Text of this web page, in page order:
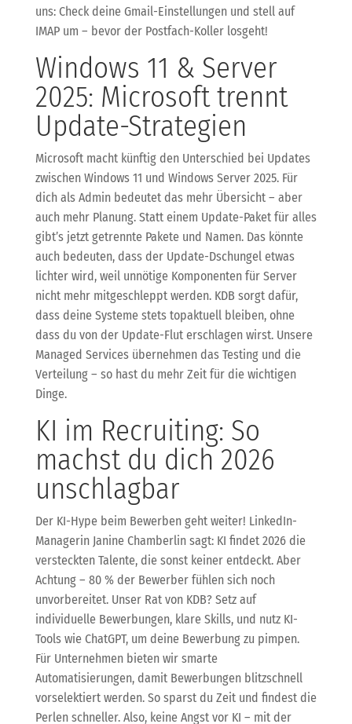
uns: Check deine Gmail-Einstellungen und stell auf
IMAP um – bevor der Postfach-Koller losgeht!
Windows 11 & Server
2025: Microsoft trennt
Update-Strategien
Microsoft macht künftig den Unterschied bei Updates
zwischen Windows 11 und Windows Server 2025. Für
dich als Admin bedeutet das mehr Übersicht – aber
auch mehr Planung. Statt einem Update-Paket für alles
gibt’s jetzt getrennte Pakete und Namen. Das könnte
auch bedeuten, dass der Update-Dschungel etwas
lichter wird, weil unnötige Komponenten für Server
nicht mehr mitgeschleppt werden. KDB sorgt dafür,
dass deine Systeme stets topaktuell bleiben, ohne
dass du von der Update-Flut erschlagen wirst. Unsere
Managed Services übernehmen das Testing und die
Verteilung – so hast du mehr Zeit für die wichtigen
Dinge.
KI im Recruiting: So
machst du dich 2026
unschlagbar
Der KI-Hype beim Bewerben geht weiter! LinkedIn-
Managerin Janine Chamberlin sagt: KI findet 2026 die
versteckten Talente, die sonst keiner entdeckt. Aber
Achtung – 80 % der Bewerber fühlen sich noch
unvorbereitet. Unser Rat von KDB? Setz auf
individuelle Bewerbungen, klare Skills, und nutz KI-
Tools wie ChatGPT, um deine Bewerbung zu pimpen.
Für Unternehmen bieten wir smarte
Automatisierungen, damit Bewerbungen blitzschnell
vorselektiert werden. So sparst du Zeit und findest die
Perlen schneller. Also, keine Angst vor KI – mit der